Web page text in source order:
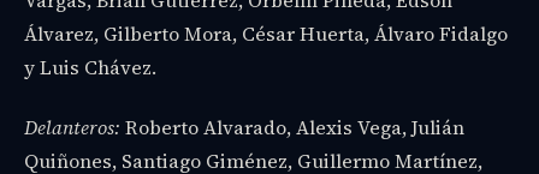
Álvarez, Gilberto Mora, César Huerta, Álvaro Fidalgo
y Luis Chávez.
Delanteros: Roberto Alvarado, Alexis Vega, Julián
Quiñones, Santiago Giménez, Guillermo Martínez,